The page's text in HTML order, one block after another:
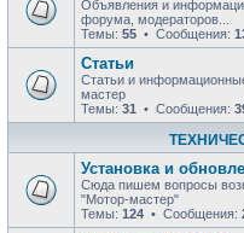
Объявления и
форума, модераторов...
Темы: 55 • Сообщения:
Статьи
Статьи и
мастер
Темы: 31 • Сообщения:
Установка и
Сюда пишем вопросы
"Мотор-мастер"
Темы: 124 • Сообщения: